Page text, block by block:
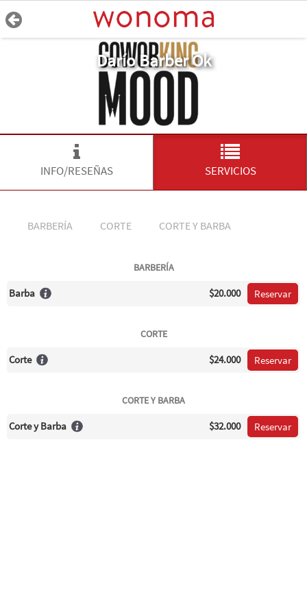
Darío Barber Ok
INFO/RESEÑAS SERVICIOS
BARBERÍA CORTE CORTE Y BARBA
BARBERÍA
Barba $20.000 Reservar
CORTE
Corte $24.000 Reservar
CORTE Y BARBA
Corte y Barba $32.000 Reservar